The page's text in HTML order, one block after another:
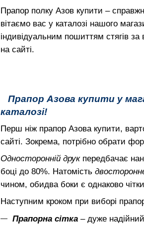
Прапор полку Азов купити –
вітаємо вас у каталозі нашого
індивідуальним пошиттям стягів
на сайті.
Прапор Азова купити у
каталозі!
Перш ніж прапор Азова купити,
сайті. Зокрема, потрібно обрати
Односторонній друкпередбачає
боці до 80%. Натомість
чином, обидва боки є однаково
Наступним кроком при виборі
Прапорна сітка – дуже